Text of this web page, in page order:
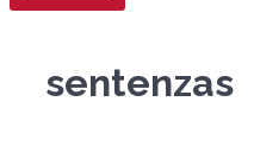
sentenzas